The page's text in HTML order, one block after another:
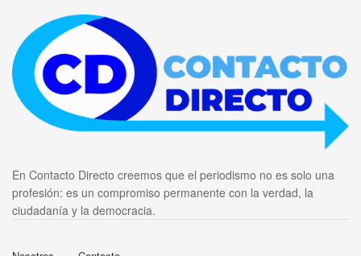
En Contacto Directo creemos que el periodismo no es solo una
profesión: es un compromiso permanente con la verdad, la
ciudadanía y la democracia.